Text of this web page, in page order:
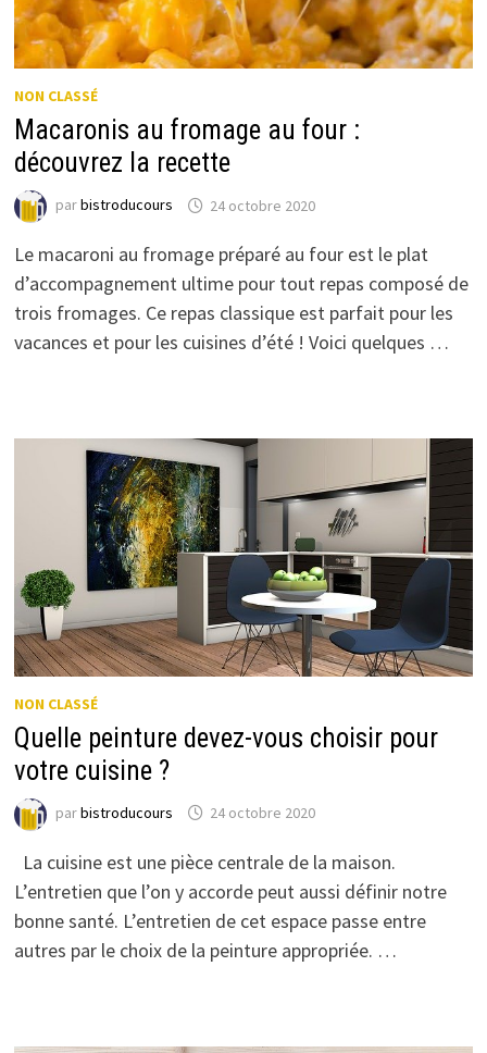
NON CLASSÉ
Macaronis au fromage au four :
découvrez la recette
parbistroducours 24 octobre 2020
Le macaroni au fromage préparé au four est le plat
d’accompagnement ultime pour tout repas composé de
trois fromages. Ce repas classique est parfait pour les
vacances et pour les cuisines d’été ! Voici quelques …
NON CLASSÉ
Quelle peinture devez-vous choisir pour
votre cuisine ?
parbistroducours 24 octobre 2020
La cuisine est une pièce centrale de la maison.
L’entretien que l’on y accorde peut aussi définir notre
bonne santé. L’entretien de cet espace passe entre
autres par le choix de la peinture appropriée. …